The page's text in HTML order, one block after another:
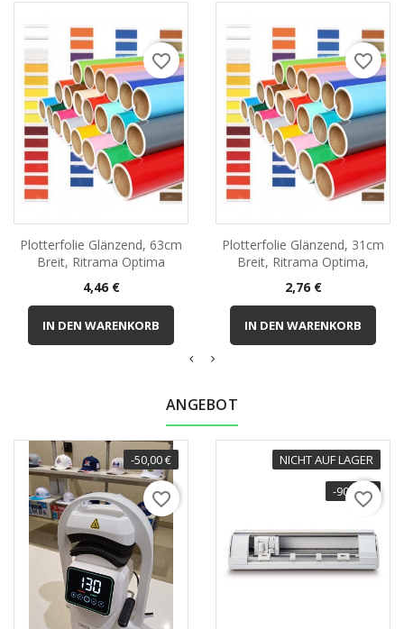
Plotterfolie Glänzend, 63cm
Breit, Ritrama Optima
Preis
4,46 €
IN DEN WARENKORB
favorite_border
Plotterfolie Glänzend, 31cm
Breit, Ritrama Optima,
Preis
2,76 €
IN DEN WARENKORB
favorite_border
ANGEBOT
-50,00 €
favorite_border
SONDERPREIS!
-90,00 €
NICHT AUF LAGER
favorite_border